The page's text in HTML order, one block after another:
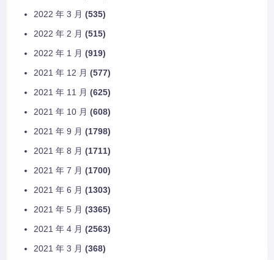
2022 年 3 月 (535)
2022 年 2 月 (515)
2022 年 1 月 (919)
2021 年 12 月 (577)
2021 年 11 月 (625)
2021 年 10 月 (608)
2021 年 9 月 (1798)
2021 年 8 月 (1711)
2021 年 7 月 (1700)
2021 年 6 月 (1303)
2021 年 5 月 (3365)
2021 年 4 月 (2563)
2021 年 3 月 (368)